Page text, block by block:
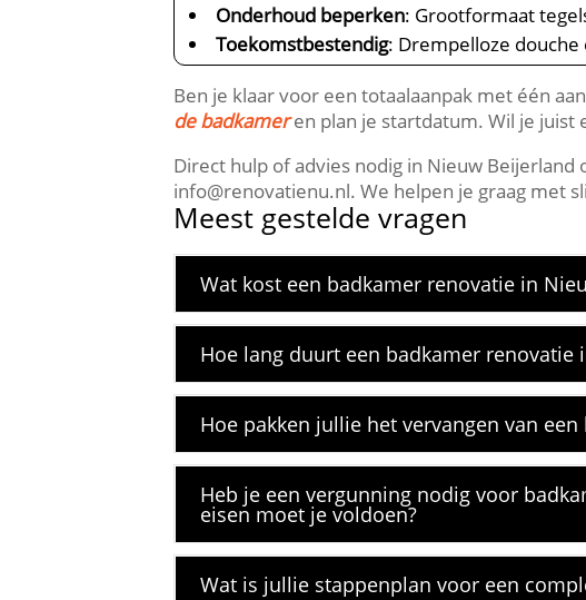
Onderhoud beperken: Grootformaat
Toekomstbestendig: Drempelloze
Ben je klaar voor een totaalaanpak met één
de badkameren plan je startdatum.​ Wil je juist
Direct hulp of advies nodig in Nieuw
info@renovatienu.​nl.​ We helpen je graag met
Meest gestelde vragen
Wat kost een badkamer renovatie in
Hoe lang duurt een badkamer
Hoe pakken jullie het vervangen van
Heb je een vergunning nodig voor
eisen moet je voldoen?
Wat is jullie stappenplan voor een